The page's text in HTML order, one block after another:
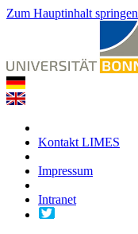
Zum Hauptinhalt springen
Kontakt LIMES
Impressum
Intranet